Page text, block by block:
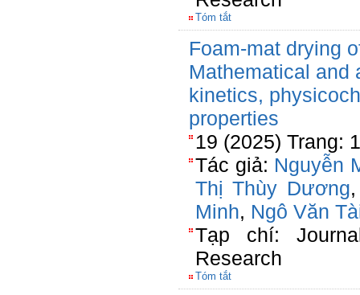
Tóm tắt
Foam-mat drying
Mathematical and
kinetics,
properties
19 (2025) Trang:
Tác giả: Nguyễn
Thị Thùy Dương
Minh, Ngô Văn
Tạp chí:
Research
Tóm tắt